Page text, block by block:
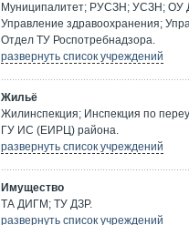
Муниципалитет; РУСЗН; УСЗН; ОУ
Управление здравоохранения;
Отдел ТУ Роспотребнадзора.
развернуть список учреждений
Жильё
Жилинспекция; Инспекция по
ГУ ИС (ЕИРЦ) района.
развернуть список учреждений
Имущество
ТА ДИГМ; ТУ ДЗР.
развернуть список учреждений